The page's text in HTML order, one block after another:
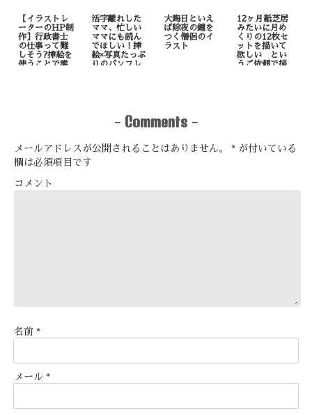
【イラストレ
ーターのHP制
作】行政書士
の仕事って難
しそう?挿絵を
使うことで誰
活字離れした
ママ、忙しい
ママにも読ん
でほしい！挿
絵×写真たっぷ
りのパンフレ
大晦日といえ
ば除夜の鐘を
つく僧侶のイ
ラスト
12ヶ月紙芝居
みたいに月め
くりの12枚セ
ットを描いて
欲しい とい
うご依頼で描
- Comments -
メールアドレスが公開されることはありません。 * が付いている
欄は必須項目です
コメント
名前 *
メール *